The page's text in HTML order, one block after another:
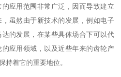
应用范围非常广泛，因而导致建立
虽然由于新技术的发展，例如电子
的发展，在某些具体场合下可以代
应用领域，以及近些年来的齿轮产
持着它的重要地位。